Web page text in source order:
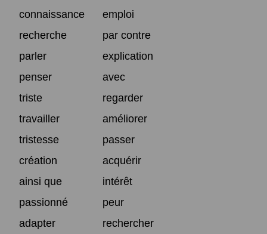
connaissance
emploi
recherche
par contre
parler
explication
penser
avec
triste
regarder
travailler
améliorer
tristesse
passer
création
acquérir
ainsi que
intérêt
passionné
peur
adapter
rechercher